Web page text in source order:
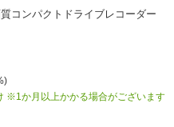
コンパクトドライブレコーダー
※1か月以上かかる場合がございます